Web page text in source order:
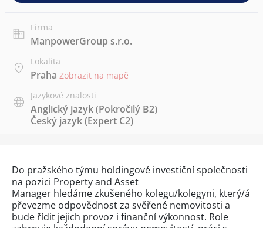
Firma
ManpowerGroup s.r.o.
Lokalita
Praha Zobrazit na mapě
Jazykové znalosti
Anglický jazyk(Pokročilý B2)
Český jazyk(Expert C2)
Do pražského týmu holdingové investiční společnosti
na pozici Property and Asset
Manager hledáme zkušeného kolegu/kolegyni, který/á
převezme odpovědnost za svěřené nemovitosti a
bude řídit jejich provoz i finanční výkonnost. Role